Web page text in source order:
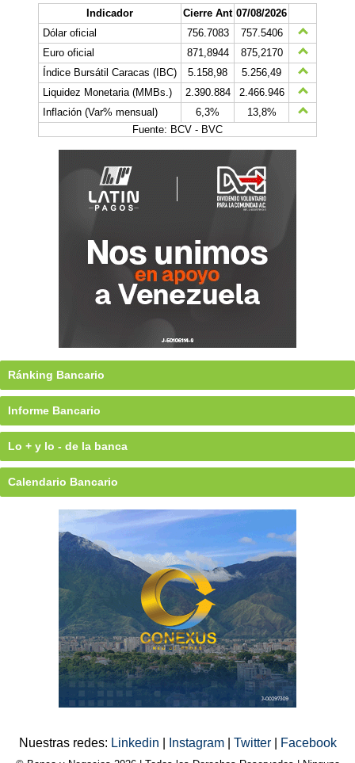
Indicador Cierre Ant 07/08/2026
Dólar oficial
756.7083
757.5406
Euro oficial
871,8944
875,2170
Índice Bursátil Caracas (IBC)
5.158,98
5.256,49
Liquidez Monetaria (MMBs.)
2.390.884
2.466.946
Inflación (Var% mensual)
6,3%
13,8%
Fuente: BCV - BVC
Ránking Bancario
Informe Bancario
Lo + y lo - de la banca
Calendario Bancario
Nuestras redes: Linkedin Instagram Twitter Facebook